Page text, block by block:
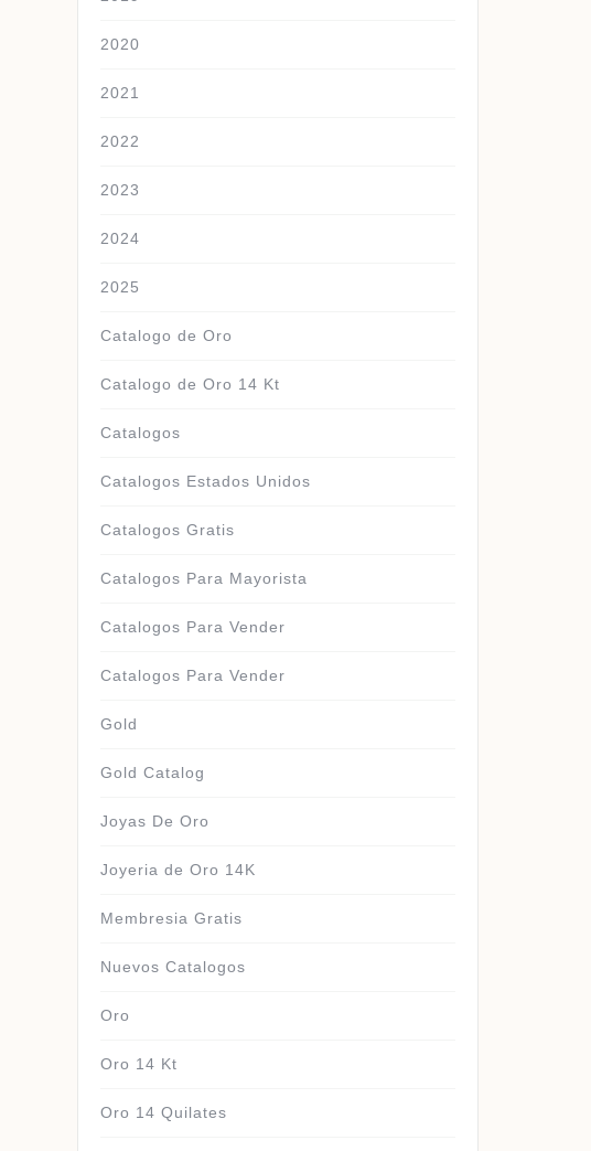
2020
2021
2022
2023
2024
2025
Catalogo de Oro
Catalogo de Oro 14 Kt
Catalogos
Catalogos Estados Unidos
Catalogos Gratis
Catalogos Para Mayorista
Catalogos Para Vender
Catalogos Para Vender
Gold
Gold Catalog
Joyas De Oro
Joyeria de Oro 14K
Membresia Gratis
Nuevos Catalogos
Oro
Oro 14 Kt
Oro 14 Quilates